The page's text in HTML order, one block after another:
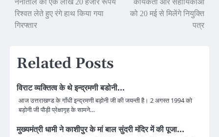
navigation
नैनीताल को एक लाख 20 हजार रूपये
रिश्वत लेते हुए रंगे हाथ किया गया
गिरफ्तार
कार्यकर्ता और सहायिकाओं
को 20 मई से मिलेंगे नियुक्ति
पत्र
Related Posts
विराट व्यक्तित्व के थे इन्द्रमणी बडोनी…
आज उत्तराखण्ड के गाँधी इन्द्रमणी बड़ोनी जी की जयन्ती है। 2 अगस्त 1994 को
बड़ोनी जी पौड़ी प्रेक्षागृह के सामने…
मुख्यमंत्री धामी ने काशीपुर के मां बाल सुंदरी मंदिर में की पूजा…